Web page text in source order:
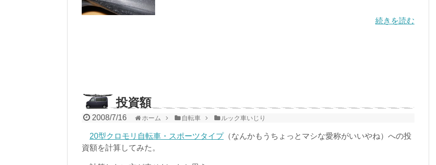
続きを読む
投資額
2008/7/16 ホーム 自転車 ルック車いじり
20型クロモリ自転車・スポーツタイプ（なんかもうちょっとマシな愛称がいいやね）への投
資額を計算してみた。